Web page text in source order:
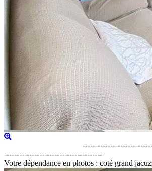
---------------------------------------
Votre dépendance en photos : coté grand